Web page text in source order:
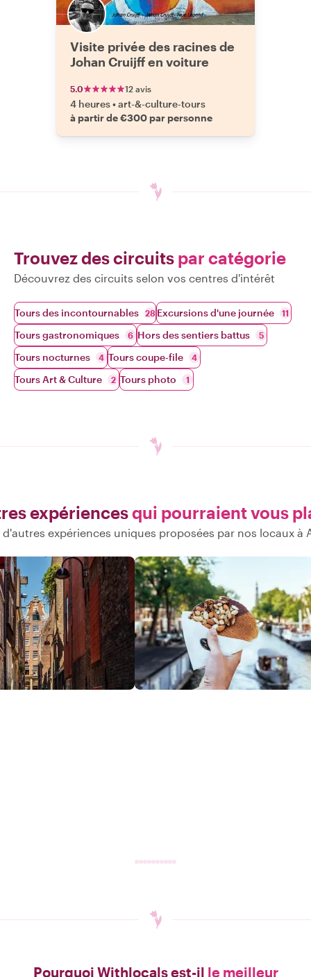
Visite privée des racines de
Johan Cruijff en voiture
5.0 12 avis
4 heures•art-&-culture-tours
à partir de €300 par personne
Trouvez des circuits par catégorie
Découvrez des circuits selon vos centres d'intérêt
Tours des incontournables 28 Excursions d'une journée 11
Tours gastronomiques 6 Hors des sentiers battus 5
Tours nocturnes 4 Tours coupe-file 4
Tours Art & Culture 2 Tours photo 1
expériencesqui pourraient vous
expériences uniques proposées par nos locaux à
Pourquoi Withlocals est-il le meilleur